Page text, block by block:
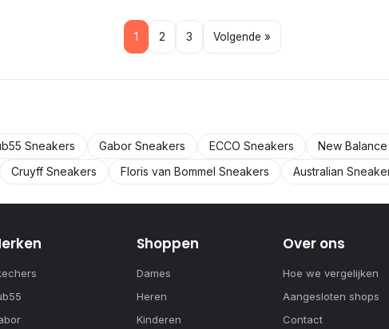
1 2 3 Volgende »
Sneakers Gabor Sneakers ECCO Sneakers
New
Cruyff Sneakers Floris van Bommel Sneakers Australian
Shoppen
Dames
Heren
Kinderen
Over ons
Hoe we vergelijken
Aangesloten shops
Contact